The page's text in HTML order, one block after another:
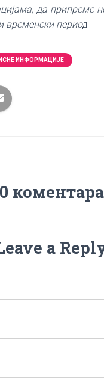
да припреме
временски период
ИНФОРМАЦИЈЕ
0 коментара
a